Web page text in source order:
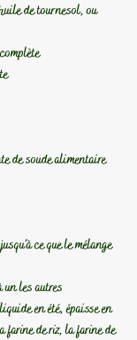
de tournesol, ou
de soude alimentaire
ce que le mélange
un les autres
en été, épaisse en
farine de riz, la farine de